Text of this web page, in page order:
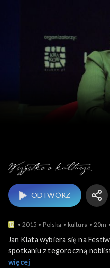
ODTWÓRZ
2015 Polska kultura 20m
Jan Klata wybiera się na
spotkaniu z tegoroczną
porozmawiać z Ziemowitem
więcej